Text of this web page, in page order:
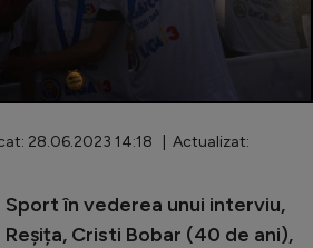
League
28.06.2023 14:18 | Actualizat:
în vederea unui interviu,
Cristi Bobar (40 de ani),